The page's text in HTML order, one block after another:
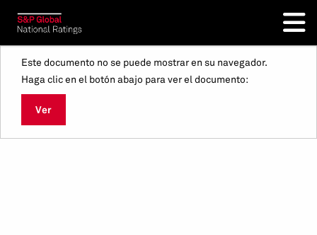
Este documento no se puede mostrar en su navegador.
Haga clic en el botón abajo para ver el documento:
Ver